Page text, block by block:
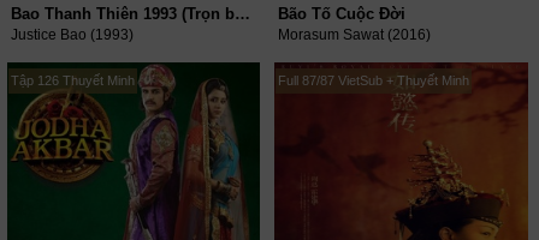
Bao Thanh Thiên 1993 (Trọn bộ 10 Phần)
Justice Bao (1993)
Bão Tố Cuộc Đời
Morasum Sawat (2016)
Tập 126 Thuyết Minh Full 87/87 VietSub + Thuyết Minh